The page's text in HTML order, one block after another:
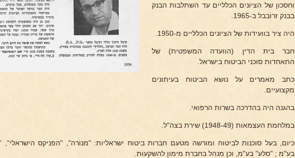
וחסכון של הציונים הכלליים עד השתלבות הבנק
בבנק זרובבל ב-1965.
היה ציר בוועידות של הציונים הכלליים מ-1950.
חבר בית הדין (הוועדה המשפטית) של
התאחדות סוכני הביטוח בישראל.
כתב מאמרים על נושא הביטוח בעיתונים
מקצועיים.
בהגנה היה בהדרכה בשרות הרפואי.
במלחמת העצמאות (1948-49) שירת בצה"ל.
כיום, בעל סוכנות לביטוח ומורשה מטעם חברות ביטוח ישראליות: "מנורה", "הפניקס הישראלי",
בע"מ ; "סלע" בע"מ, וכן מנהל בחברת מימון להשקעות.